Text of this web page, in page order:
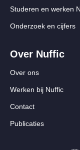
Studeren en werken
Onderzoek en cijfers
Over Nuffic
Over ons
Werken bij Nuffic
Contact
Publicaties